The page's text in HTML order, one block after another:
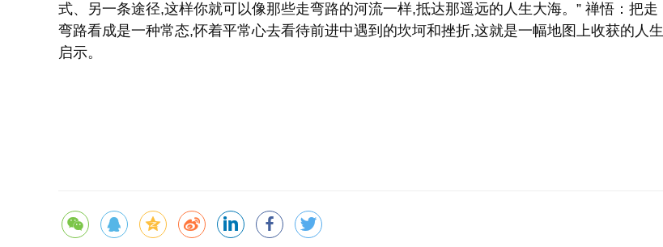
式、另一条途径,这样你就可以像那些走弯路的河流一样,抵达那遥远的人生大海。” 禅悟：把走
弯路看成是一种常态,怀着平常心去看待前进中遇到的坎坷和挫折,这就是一幅地图上收获的人生
启示。